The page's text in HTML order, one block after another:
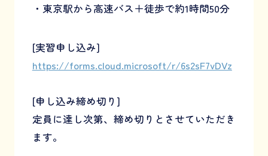
・東京駅から高速バス＋徒歩で約1時間50分
[実習申し込み]
https://forms.cloud.microsoft/r/6s2sF7vDVz
[申し込み締め切り]
定員に達し次第、締め切りとさせていただき
ます。